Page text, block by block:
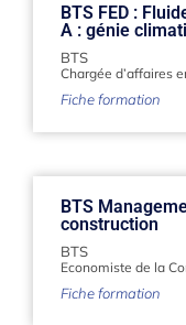
BTS FED :
A : génie
BTS
Chargée d’affaires
Fiche formation
BTS
construction
BTS
Economiste de la
Fiche formation